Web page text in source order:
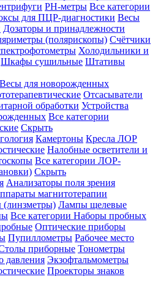
PH-метры Все категории
для ПЦР-диагностики Весы
Дозаторы и принадлежности
(полярископы) Счётчики
Холодильники и
Шкафы сушильные Штативы
Весы для новорожденных
Отсасыватели
обработки Устройства
Все категории
Скрыть
Камертоны Кресла ЛОР
Налобные осветители и
Все категории ЛОР-
Скрыть
Анализаторы поля зрения
магнитотерапии
(линзметры) Лампы щелевые
Все категории Наборы пробных
Оптические приборы
Пупиллометры Рабочее место
приборные Тонометры
давления Экзофтальмометры
Проекторы знаков